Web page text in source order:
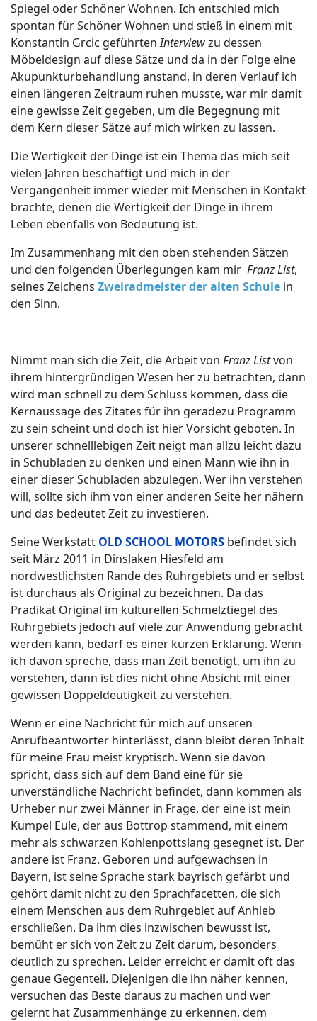
Spiegel oder Schöner Wohnen. Ich entschied mich
spontan für Schöner Wohnen und stieß in einem mit
Konstantin Grcic geführtenInterviewzu dessen
Möbeldesign auf diese Sätze und da in der Folge eine
Akupunkturbehandlung anstand, in deren Verlauf ich
einen längeren Zeitraum ruhen musste, war mir damit
eine gewisse Zeit gegeben, um die Begegnung mit
dem Kern dieser Sätze auf mich wirken zu lassen.
Die Wertigkeit der Dinge ist ein Thema das mich seit
vielen Jahren beschäftigt und mich in der
Vergangenheit immer wieder mit Menschen in Kontakt
brachte, denen die Wertigkeit der Dinge in ihrem
Leben ebenfalls von Bedeutung ist.
Im Zusammenhang mit den oben stehenden Sätzen
und den folgenden Überlegungen kam mir Franz List,
seines Zeichens Zweiradmeister der alten Schule in
den Sinn.
Nimmt man sich die Zeit, die Arbeit von Franz Listvon
ihrem hintergründigen Wesen her zu betrachten, dann
wird man schnell zu dem Schluss kommen, dass die
Kernaussage des Zitates für ihn geradezu Programm
zu sein scheint und doch ist hier Vorsicht geboten. In
unserer schnelllebigen Zeit neigt man allzu leicht dazu
in Schubladen zu denken und einen Mann wie ihn in
einer dieser Schubladen abzulegen. Wer ihn verstehen
will, sollte sich ihm von einer anderen Seite her nähern
und das bedeutet Zeit zu investieren.
Seine Werkstatt OLD SCHOOL MOTORS befindet sich
seit März 2011 in Dinslaken Hiesfeld am
nordwestlichsten Rande des Ruhrgebiets und er selbst
ist durchaus als Original zu bezeichnen. Da das
Prädikat Original im kulturellen Schmelztiegel des
Ruhrgebiets jedoch auf viele zur Anwendung gebracht
werden kann, bedarf es einer kurzen Erklärung. Wenn
ich davon spreche, dass man Zeit benötigt, um ihn zu
verstehen, dann ist dies nicht ohne Absicht mit einer
gewissen Doppeldeutigkeit zu verstehen.
Wenn er eine Nachricht für mich auf unseren
Anrufbeantworter hinterlässt, dann bleibt deren Inhalt
für meine Frau meist kryptisch. Wenn sie davon
spricht, dass sich auf dem Band eine für sie
unverständliche Nachricht befindet, dann kommen als
Urheber nur zwei Männer in Frage, der eine ist mein
Kumpel Eule, der aus Bottrop stammend, mit einem
mehr als schwarzen Kohlenpottslang gesegnet ist. Der
andere ist Franz. Geboren und aufgewachsen in
Bayern, ist seine Sprache stark bayrisch gefärbt und
gehört damit nicht zu den Sprachfacetten, die sich
einem Menschen aus dem Ruhrgebiet auf Anhieb
erschließen. Da ihm dies inzwischen bewusst ist,
bemüht er sich von Zeit zu Zeit darum, besonders
deutlich zu sprechen. Leider erreicht er damit oft das
genaue Gegenteil. Diejenigen die ihn näher kennen,
versuchen das Beste daraus zu machen und wer
gelernt hat Zusammenhänge zu erkennen, dem